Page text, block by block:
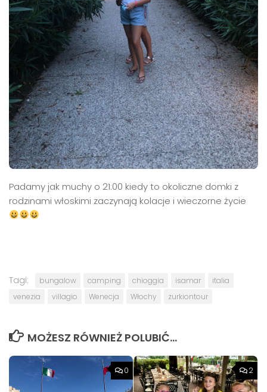
Padamy jak muchy o 21:00 kiedy to okoliczne domki z
rodzinami włoskimi zaczynają kolacje i wieczorne życie
Tagi: bungalow camping chioggia isamar
italia
venezia
villagio Wenecja Włochy zurkiontour
MOŻESZ RÓWNIEŻ POLUBIĆ…
0 2